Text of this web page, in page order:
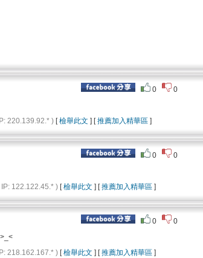
0
0
220.139.92.* ) [檢舉此文 ] [推薦加入精華區 ]
0
0
122.122.45.* ) [檢舉此文 ] [推薦加入精華區 ]
0
0
218.162.167.* ) [檢舉此文 ] [推薦加入精華區 ]